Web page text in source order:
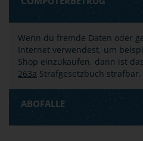
Wenn du fremde Daten oder
Internet verwendest, um
Shop einzukaufen, dann ist das
263a Strafgesetzbuch strafbar.
ABOFALLE